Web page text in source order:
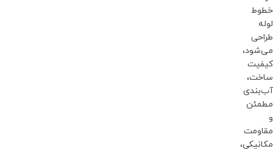
خطوط
لوله
طراحی
می‌شود،
کیفیت
ساخت،
آب‌بندی
مطمئن
و
مقاومت
مکانیکی،